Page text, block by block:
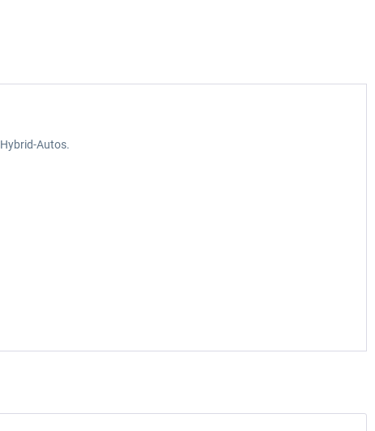
Autos.